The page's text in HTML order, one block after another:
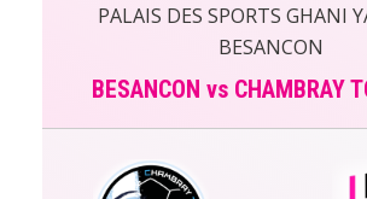
PALAIS DES SPORTS GHANI
BESANCON
BESANCON vs CHAMBRAY